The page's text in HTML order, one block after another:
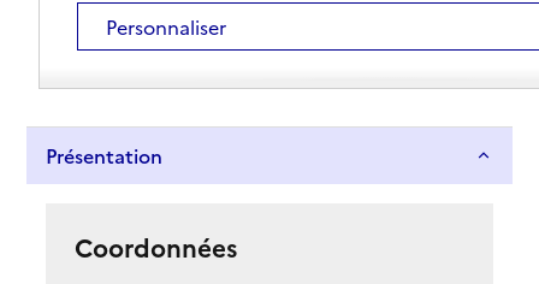
Présentation
Coordonnées
Personnaliser